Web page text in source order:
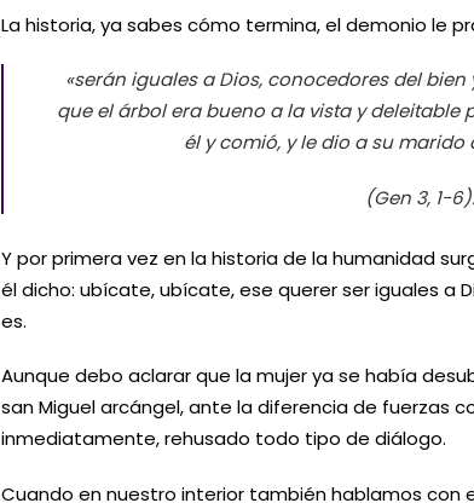
La historia, ya sabes cómo termina, el demonio le
«serán iguales a Dios, conocedores del
que el árbol era bueno a la vista y deleitable
él y comió, y le dio a su
(Gen 3, 1-6).
Y por primera vez en la historia de la humanidad
él dicho: ubícate, ubícate, ese querer ser iguales a
es.
Aunque debo aclarar que la mujer ya se había
san Miguel arcángel, ante la diferencia de fuerzas
inmediatamente, rehusado todo tipo de diálogo.
Cuando en nuestro interior también hablamos con